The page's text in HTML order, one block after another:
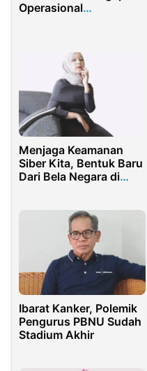
Operasional
Menjaga Keamanan
Siber Kita, Bentuk Baru
Dari Bela Negara di
Ibarat Kanker, Polemik
Pengurus PBNU Sudah
Stadium Akhir